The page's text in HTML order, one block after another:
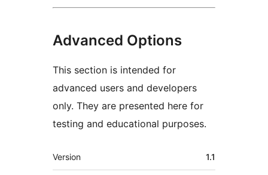
Advanced Options
This section is intended for
advanced users and developers
only. They are presented here for
testing and educational purposes.
میٹا
Version 1.1